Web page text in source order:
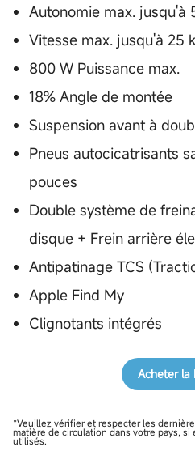
Autonomie max. jusqu'à
Vitesse max. jusqu'à 25
800 W Puissance max.
18% Angle de montée
Suspension avant à
Pneus autocicatrisants
pouces
Double système de
disque + Frein arrière
Antipatinage TCS
Apple Find My
Clignotants intégrés
Acheter la
*Veuillez vérifier et respecter les
matière de circulation dans votre pays,
utilisés.